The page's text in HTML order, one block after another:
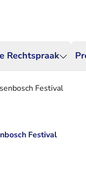
Rechtspraak
Festival
Festival